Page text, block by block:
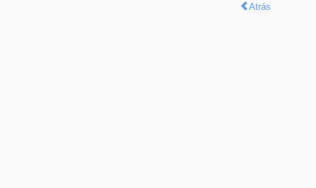
Atrás